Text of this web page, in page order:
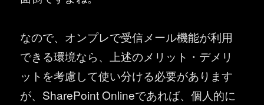
なので、オンプレで受信メール機能が利用
できる環境なら、上述のメリット・デメリ
ットを考慮して使い分ける必要があります
が、SharePoint Onlineであれば、個人的に